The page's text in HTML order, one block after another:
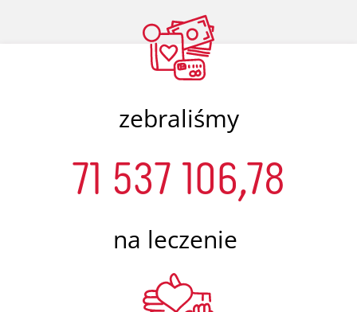
zebraliśmy
71 537 106,78
na leczenie